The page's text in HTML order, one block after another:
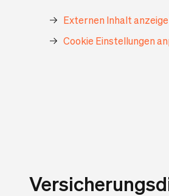
Externen Inhalt
Cookie Einstellungen